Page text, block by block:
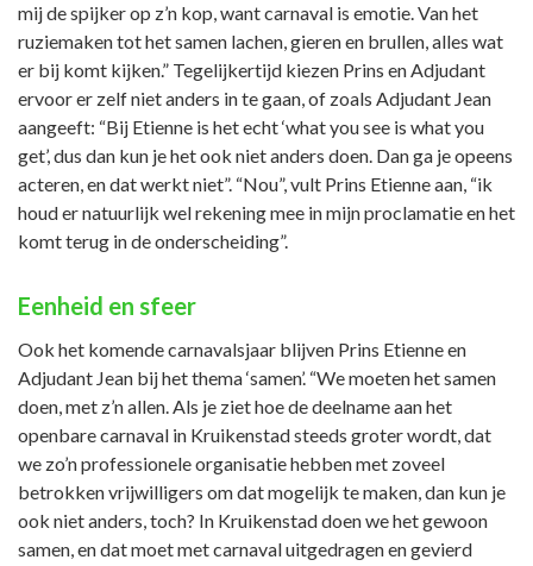
mij de spijker op z’n kop, want carnaval is emotie. Van het
ruziemaken tot het samen lachen, gieren en brullen, alles wat
er bij komt kijken.” Tegelijkertijd kiezen Prins en Adjudant
ervoor er zelf niet anders in te gaan, of zoals Adjudant Jean
aangeeft: “Bij Etienne is het echt ‘what you see is what you
get’, dus dan kun je het ook niet anders doen. Dan ga je opeens
acteren, en dat werkt niet”. “Nou”, vult Prins Etienne aan, “ik
houd er natuurlijk wel rekening mee in mijn proclamatie en het
komt terug in de onderscheiding”.
Eenheid en sfeer
Ook het komende carnavalsjaar blijven Prins Etienne en
Adjudant Jean bij het thema ‘samen’. “We moeten het samen
doen, met z’n allen. Als je ziet hoe de deelname aan het
openbare carnaval in Kruikenstad steeds groter wordt, dat
we zo’n professionele organisatie hebben met zoveel
betrokken vrijwilligers om dat mogelijk te maken, dan kun je
ook niet anders, toch? In Kruikenstad doen we het gewoon
samen, en dat moet met carnaval uitgedragen en gevierd